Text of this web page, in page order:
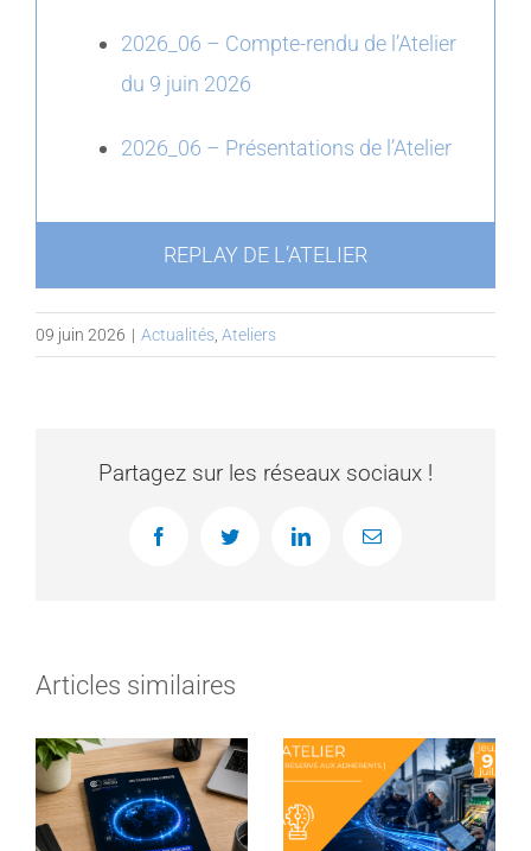
2026_06 – Compte-rendu de l’Atelier
du 9 juin 2026
2026_06 – Présentations de l’Atelier
REPLAY DE L’ATELIER
09 juin 2026 | Actualités Ateliers
Partagez sur les réseaux sociaux !
FacebookTwitter LinkedInEmail
Articles similaires